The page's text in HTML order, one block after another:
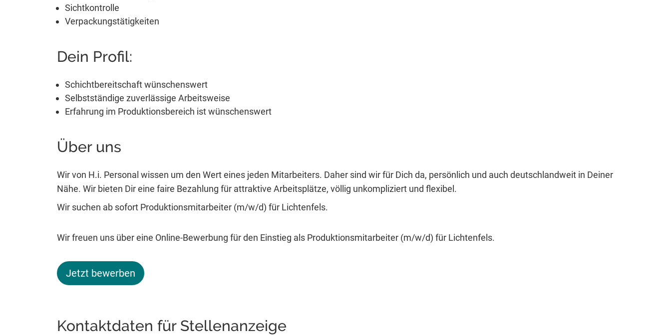
Sichtkontrolle
Verpackungstätigkeiten
Dein Profil:
Schichtbereitschaft wünschenswert
Selbstständige zuverlässige Arbeitsweise
Erfahrung im Produktionsbereich ist wünschenswert
Über uns
Wir von H.i. Personal wissen um den Wert eines jeden Mitarbeiters. Daher sind wir für Dich da, persönlich und auch deutschlandweit in Deiner
Nähe. Wir bieten Dir eine faire Bezahlung für attraktive Arbeitsplätze, völlig unkompliziert und flexibel.
Wir suchen ab sofort Produktionsmitarbeiter (m/w/d) für Lichtenfels.
Wir freuen uns über eine Online-Bewerbung für den Einstieg als Produktionsmitarbeiter (m/w/d) für Lichtenfels.
Jetzt bewerben
Kontaktdaten für Stellenanzeige